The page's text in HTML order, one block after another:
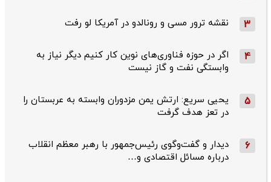
3 نقشه ترور مسی و رونالدو در آمریکا لو رفت
4
اگر در حوزه فناوری‌های نوین کار کنیم دیگر نیاز به
وابستگی نفت و گاز نیست
5
یحیی سریع: ارتش یمن مزدوران وابسته به عربستان را
در تعز هدف گرفت
6
دیدار و گفت‌وگوی رئیس‌جمهور با رهبر معظم انقلاب
درباره مسائل اقتصادی و…